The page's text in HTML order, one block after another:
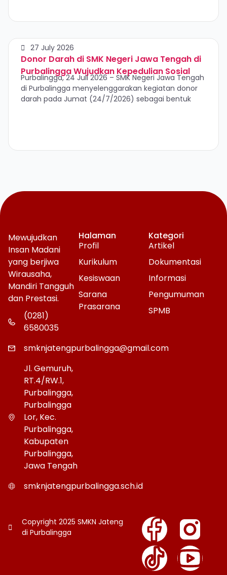
27 July 2026
Donor Darah di SMK Negeri Jawa Tengah di
Purbalingga Wujudkan Kepedulian Sosial
Purbalingga, 24 Juli 2026 – SMK Negeri Jawa Tengah
di Purbalingga menyelenggarakan kegiatan donor
darah pada Jumat (24/7/2026) sebagai bentuk
Mewujudkan
Insan Madani
yang berjiwa
Wirausaha,
Mandiri Tangguh
dan Prestasi.
(0281)
6580035
smknjatengpurbalingga@gmail.com
Jl. Gemuruh,
RT.4/RW.1,
Purbalingga,
Purbalingga
Lor, Kec.
Purbalingga,
Kabupaten
Purbalingga,
Jawa Tengah
smknjatengpurbalingga.sch.id
Halaman
Profil
Kurikulum
Kesiswaan
Sarana
Prasarana
Kategori
Artikel
Dokumentasi
Informasi
Pengumuman
SPMB
Copyright 2025 SMKN Jateng
di Purbalingga